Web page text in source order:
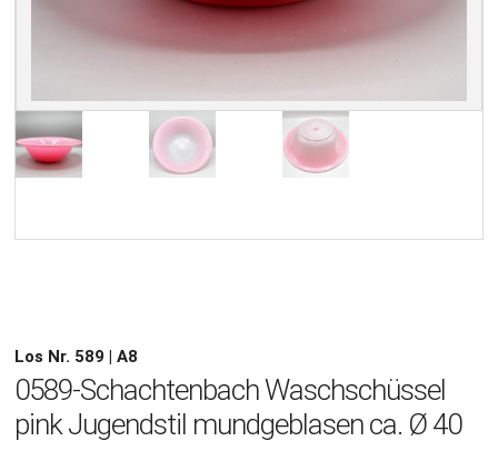
Los Nr. 589 | A8
0589-Schachtenbach Waschschüssel
pink Jugendstil mundgeblasen ca. Ø 40